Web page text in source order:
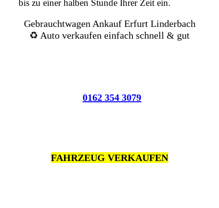
bis zu einer halben Stunde Ihrer Zeit ein.
Gebrauchtwagen Ankauf Erfurt Linderbach
♻️ Auto verkaufen einfach schnell & gut
0162 354 3079
FAHRZEUG VERKAUFEN